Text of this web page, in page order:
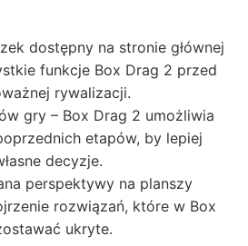
dostępny na stronie głównej
funkcje Box Drag 2 przed
rywalizacji.
gry – Box Drag 2 umożliwia
etapów, by lepiej
decyzje.
perspektywy na planszy
rozwiązań, które w Box
ukryte.